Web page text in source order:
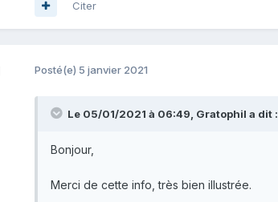
Citer
Posté(e) 5 janvier 2021
Le 05/01/2021 à 06:49, Gratophil a dit :
Bonjour,
Merci de cette info, très bien illustrée.